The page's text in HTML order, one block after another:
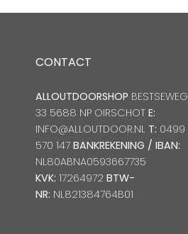
CONTACT
ALLOUTDOORSHOP BESTSEWEG
33 5688 NP OIRSCHOT E:
INFO@ALLOUTDOOR.NL T: 0499
570 147 BANKREKENING / IBAN:
NL80ABNA0593667735
KVK: 17264972 BTW-
NR: NL821384764B01